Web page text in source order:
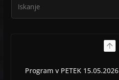
Program v PETEK 15.05.2026